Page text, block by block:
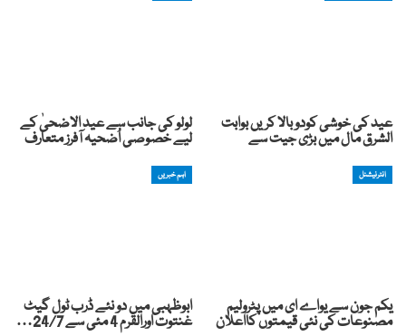
عید کی خوشی کودوبالا کریں بوابت
الشرق مال میں بڑی جیت سے
لولو کی جانب سے عید الاضحیٰ کے
لیے خصوصی اُضحیہ آفرز متعارف
انٹرنیشنل
یکم جون سے یواے ای میں پٹرولیم
مصنوعات کی نئی قیمتوں کااعلان
اہم خبریں
ابوظہبی میں دو نئے ڈرب ٹول گیٹ
غنتوت اورالقرم 4 مئی سے 24/7…